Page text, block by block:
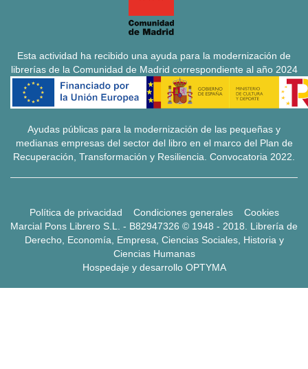
Esta actividad ha recibido una ayuda para la modernización de
librerías de la Comunidad de Madrid correspondiente al año 2024
Ayudas públicas para la modernización de las pequeñas y
medianas empresas del sector del libro en el marco del Plan de
Recuperación, Transformación y Resiliencia. Convocatoria 2022.
Política de privacidad Condiciones generales
Cookies
Marcial Pons Librero S.L. - B82947326 © 1948 - 2018. Librería de
Derecho, Economía, Empresa, Ciencias Sociales, Historia y
Ciencias Humanas
Hospedaje y desarrollo OPTYMA